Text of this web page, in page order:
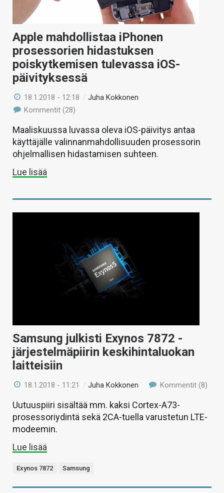
Apple mahdollistaa iPhonen
prosessorien hidastuksen
poiskytkemisen tulevassa iOS-
päivityksessä
18.1.2018 - 12:18 /Juha Kokkonen
Kommentit (28)
Maaliskuussa luvassa oleva iOS-päivitys antaa
käyttäjälle valinnanmahdollisuuden prosessorin
ohjelmallisen hidastamisen suhteen.
Lue lisää
Samsung julkisti Exynos 7872 -
järjestelmäpiirin keskihintaluokan
laitteisiin
18.1.2018 - 11:21 /Juha Kokkonen Kommentit (8)
Uutuuspiiri sisältää mm. kaksi Cortex-A73-
prosessoriydintä sekä 2CA-tuella varustetun LTE-
modeemin.
Lue lisää
Exynos 7872 Samsung